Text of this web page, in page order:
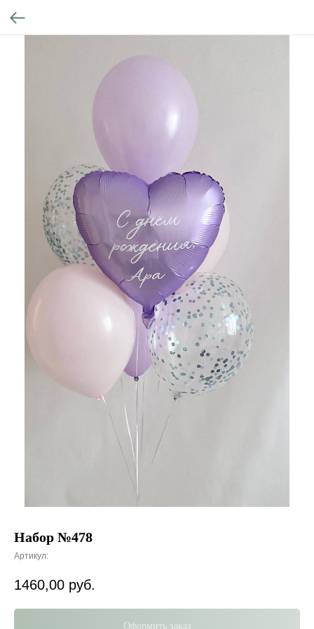
Набор №478
Артикул:
1460,00 руб.
Оформить заказ